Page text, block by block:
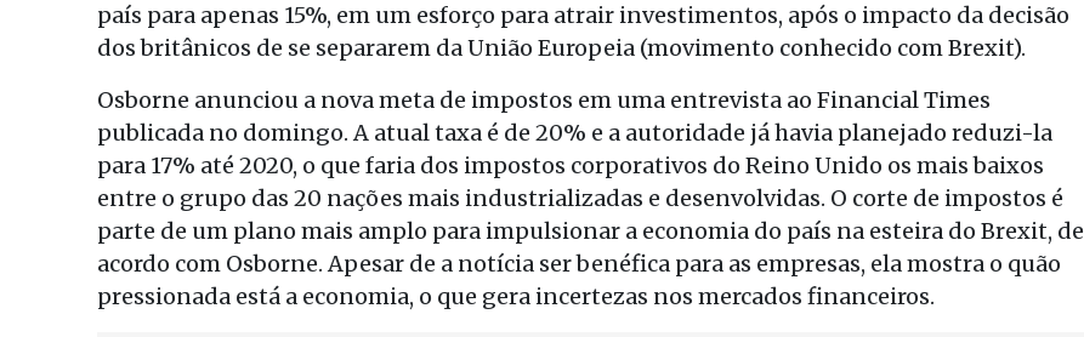
país para apenas 15%, em um esforço para atrair investimentos, após o impacto da decisão
dos britânicos de se separarem da União Europeia (movimento conhecido com Brexit).
Osborne anunciou a nova meta de impostos em uma entrevista ao Financial Times
publicada no domingo. A atual taxa é de 20% e a autoridade já havia planejado reduzi-la
para 17% até 2020, o que faria dos impostos corporativos do Reino Unido os mais baixos
entre o grupo das 20 nações mais industrializadas e desenvolvidas. O corte de impostos é
parte de um plano mais amplo para impulsionar a economia do país na esteira do Brexit, de
acordo com Osborne. Apesar de a notícia ser benéfica para as empresas, ela mostra o quão
pressionada está a economia, o que gera incertezas nos mercados financeiros.